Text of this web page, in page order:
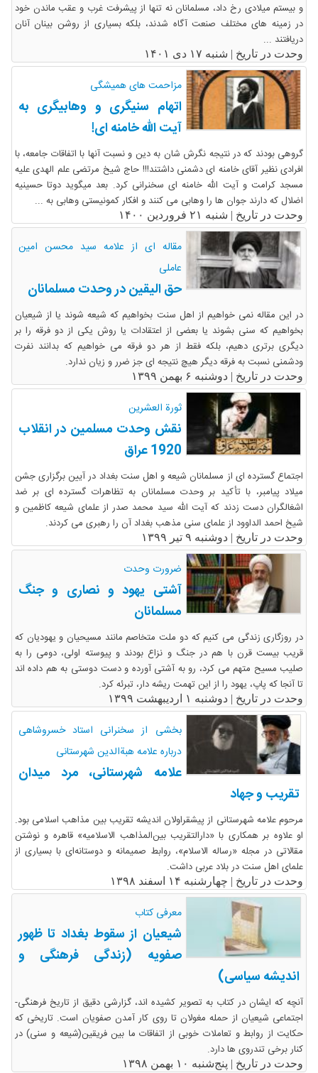
و بیستم میلادی رخ داد، مسلمانان نه تنها از پیشرفت غرب و عقب ماندن خود
در زمینه های مختلف صنعت آگاه شدند، بلکه بسیاری از روشن بینان آنان
دریافتند ...
وحدت در تاریخ | شنبه ۱۷ دی ۱۴۰۱
مزاحمت های همیشگی
اتهام سنیگری و وهابیگری به
آیت الله خامنه ای!
گروهی بودند که در نتیجه نگرش شان به دین و نسبت آنها با اتفاقات جامعه، با
افرادی نظیر آقای خامنه ای دشمنی داشتند!!! حاج شیخ مرتضی علم الهدی علیه
مسجد کرامت و آیت الله خامنه ای سخنرانی کرد. بعد میگوید دوتا حسینیه
اضلال که دارند جوان ها را وهابی می کنند و افکار کمونیستی وهابی به ...
وحدت در تاریخ | شنبه ۲۱ فروردین ۱۴۰۰
مقاله ای از علامه سید محسن امین
عاملی
حق الیقین در وحدت مسلمانان
در این مقاله نمی خواهیم از اهل سنت بخواهیم که شیعه شوند یا از شیعیان
بخواهیم که سنی بشوند یا بعضی از اعتقادات یا روش یکی از دو فرقه را بر
دیگری برتری دهیم، بلکه فقط از هر دو فرقه می خواهیم که بدانند نفرت
ودشمنی نسبت به فرقه دیگر هیچ نتیجه ای جز ضرر و زیان ندارد.
وحدت در تاریخ | دوشنبه ۶ بهمن ۱۳۹۹
ثورة العشرین
نقش وحدت مسلمین در انقلاب
1920 عراق
اجتماع گسترده ای از مسلمانان شیعه و اهل سنت بغداد در آیین برگزاری جشن
میلاد پیامبر، با تأکید بر وحدت مسلمانان به تظاهرات گسترده ای بر ضد
اشغالگران دست زدند که آیت الله سید محمد صدر از علمای شیعه کاظمین و
شیخ احمد الداوود از علمای سنی مذهب بغداد آن را رهبری می کردند.
وحدت در تاریخ | دوشنبه ۹ تیر ۱۳۹۹
ضرورت وحدت
آشتی یهود و نصاری و جنگ
مسلمانان
در روزگاری زندگی می کنیم که دو ملت متخاصم مانند مسیحیان و یهودیان که
قریب بیست قرن با هم در جنگ و نزاع بودند و پیوسته اولی، دومی را به
صلیب مسیح متهم می کرد، رو به آشتی آورده و دست دوستی به هم داده اند
تا آنجا که پاپ، یهود را از این تهمت ریشه دار، تبرئه کرد.
وحدت در تاریخ | دوشنبه ۱ اردیبهشت ۱۳۹۹
بخشی از سخنرانی استاد خسروشاهی
درباره علامه هبةالدین شهرستانی
علامه شهرستانی، مرد میدان
تقریب و جهاد
مرحوم علامه شهرستانی از پیشقراولان اندیشه تقریب بین مذاهب اسلامی بود.
او علاوه بر همکاری با «دارالتقریب بین‌المذاهب الاسلامیه» قاهره و نوشتن
مقالاتی در مجله «رساله الاسلام»، روابط صمیمانه و دوستانه‌ای با بسیاری از
علمای اهل سنت در بلاد عربی داشت.
وحدت در تاریخ | چهارشنبه ۱۴ اسفند ۱۳۹۸
معرفی کتاب
شیعیان از سقوط بغداد تا ظهور
صفویه (زندگی فرهنگی و
اندیشه سیاسی)
آنچه که ایشان در کتاب به تصویر کشیده اند، گزارشی دقیق از تاریخ فرهنگی-
اجتماعی شیعیان از حمله مغولان تا روی کار آمدن صفویان است. تاریخی که
حکایت از روابط و تعاملات خوبی از اتفاقات ما بین فریقین(شیعه و سنی) در
کنار برخی تندروی ها دارد.
وحدت در تاریخ | پنج‌شنبه ۱۰ بهمن ۱۳۹۸